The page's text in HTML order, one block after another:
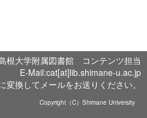
根大学附属図書館 コンテンツ担当
E-Mail:cat[at]lib.shimane-u.ac.jp
変換してメールをお送りください。
Copyright（C）Shimane University